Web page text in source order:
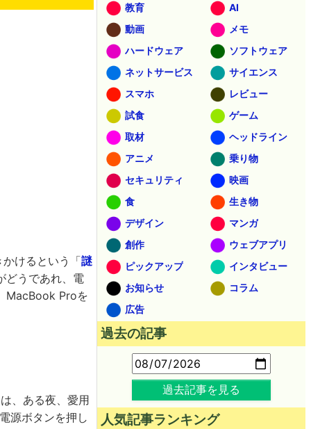
けるという「謎
どうであれ、電
MacBook Proを
、ある夜、愛用
源ボタンを押し
教育
AI
動画
メモ
ハードウェア
ソフトウェア
ネットサービス
サイエンス
スマホ
レビュー
試食
ゲーム
取材
ヘッドライン
アニメ
乗り物
セキュリティ
映画
食
生き物
デザイン
マンガ
創作
ウェブアプリ
ピックアップ
インタビュー
お知らせ
コラム
広告
過去の記事
過去記事を見る
人気記事ランキング